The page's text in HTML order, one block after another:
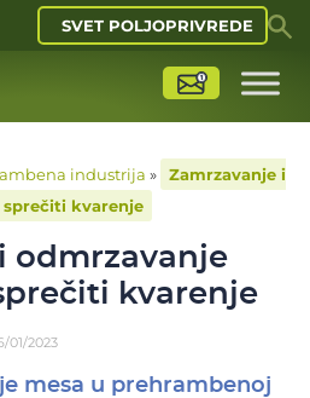
SVET POLJOPRIVREDE
industrija »
Zamrzavanje i
sprečiti kvarenje
odmrzavanje
kvarenje
01/2023
mesa u prehrambenoj